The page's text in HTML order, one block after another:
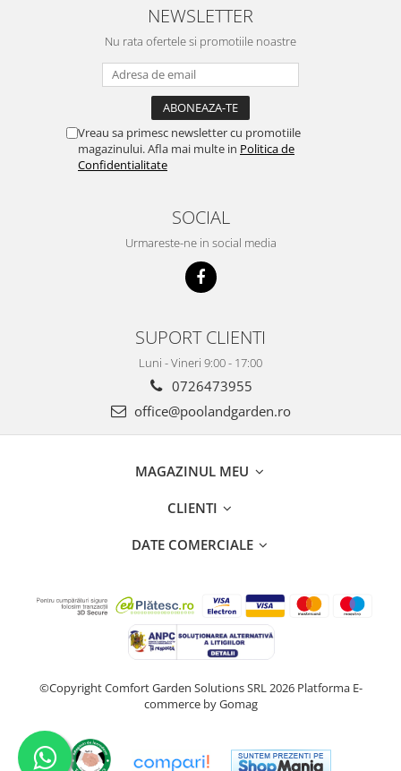
NEWSLETTER
Nu rata ofertele si promotiile noastre
Vreau sa primesc newsletter cu promotiile
magazinului. Afla mai multe in Politica de
Confidentialitate
SOCIAL
Urmareste-ne in social media
SUPORT CLIENTI
Luni - Vineri 9:00 - 17:00
0726473955
office@poolandgarden.ro
MAGAZINUL MEU
CLIENTI
DATE COMERCIALE
©Copyright Comfort Garden Solutions SRL 2026 Platforma E-
commerce by Gomag